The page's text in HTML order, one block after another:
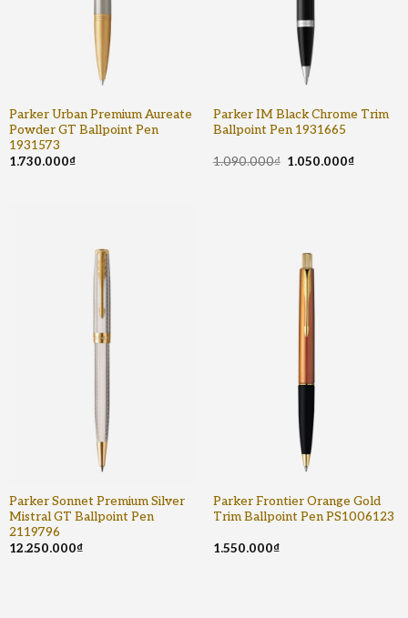
Parker Urban Premium Aureate
Powder GT Ballpoint Pen
1931573
1.730.000₫
Parker IM Black Chrome Trim
Ballpoint Pen 1931665
1.090.000₫ 1.050.000₫
Parker Sonnet Premium Silver
Mistral GT Ballpoint Pen
2119796
12.250.000₫
Parker Frontier Orange Gold
Trim Ballpoint Pen PS1006123
1.550.000₫